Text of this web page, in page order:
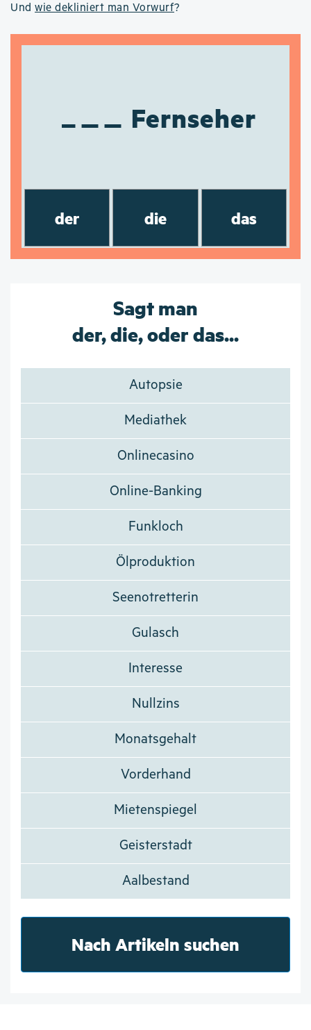
Und wie dekliniert man Vorwurf?
Fernseher
der die das
Sagt man
der, die, oder das...
Autopsie
Mediathek
Onlinecasino
Online-Banking
Funkloch
Ölproduktion
Seenotretterin
Gulasch
Interesse
Nullzins
Monatsgehalt
Vorderhand
Mietenspiegel
Geisterstadt
Aalbestand
Nach Artikeln suchen